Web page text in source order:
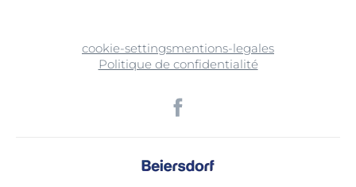
cookie-settingsmentions-legales
Politique de confidentialité